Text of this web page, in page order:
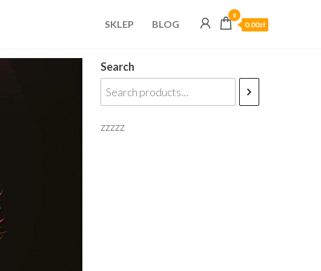
SKLEP BLOG
0
0.00zł
Search
zzzzz